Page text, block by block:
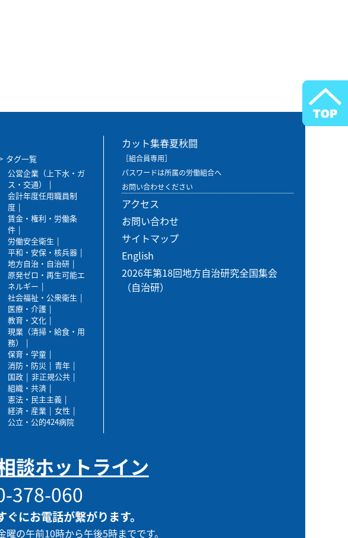
タグ一覧
公営企業（上下水・ガ
ス・交通）
会計年度任用職員制
度
賃金・権利・労働条
件
労働安全衛生
平和・安保・核兵器
地方自治・自治研
原発ゼロ・再生可能エ
ネルギー
社会福祉・公衆衛生
医療・介護
教育・文化
現業（清掃・給食・用
務）
保育・学童
消防・防災
青年
国政
非正規公共
組織・共済
憲法・民主主義
経済・産業
女性
公立・公的424病院
カット集春夏秋闘
［組合員専用］
パスワードは所属の労働組合へ
お問い合わせください
アクセス
お問い合わせ
サイトマップ
English
2026年第18回地方自治研究全国集会
（自治研）
談ホットライン
378-060
にお電話が繋がります。
の午前10時から午後5時までです。